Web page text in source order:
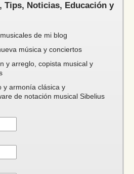
Tips, Noticias, Educación y
de mi blog
música y conciertos
y arreglo, copista musical y
y armonía clásica y
de notación musical Sibelius